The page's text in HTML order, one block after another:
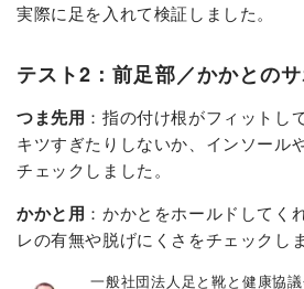
実際に足を入れて検証しました。
テスト2：前足部／かかとの
つま先用 ：指の付け根がフィットし
キツすぎたりしないか、インソール
チェックしました。
かかと用 ：かかとをホールドしてく
レの有無や脱げにくさをチェックしま
一般社団法人足と靴と健康協